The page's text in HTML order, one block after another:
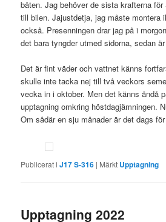
båten. Jag behöver de sista krafterna
till bilen. Jajustdetja, jag måste montera
också. Presenningen drar jag på i
det bara tyngder utmed sidorna, sedan
Det är fint väder och vattnet känns
skulle inte tacka nej till två veckors
vecka in i oktober. Men det känns ändå
upptagning omkring höstdagjämningen.
Om sådär en sju månader är det dags
Publicerat i J17 S-316 | Märkt Upptagning
Upptagning 2022